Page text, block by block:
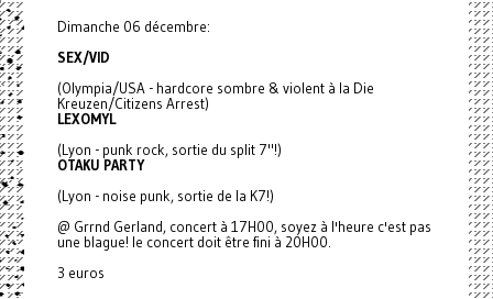
Dimanche 06 décembre:
SEX/VID
(Olympia/USA - hardcore sombre & violent à la Die
Kreuzen/Citizens Arrest)
LEXOMYL
(Lyon - punk rock, sortie du split 7"!)
OTAKU PARTY
(Lyon - noise punk, sortie de la K7!)
@ Grrnd Gerland, concert à 17H00, soyez à l'heure c'est pas
une blague! le concert doit être fini à 20H00.
3 euros